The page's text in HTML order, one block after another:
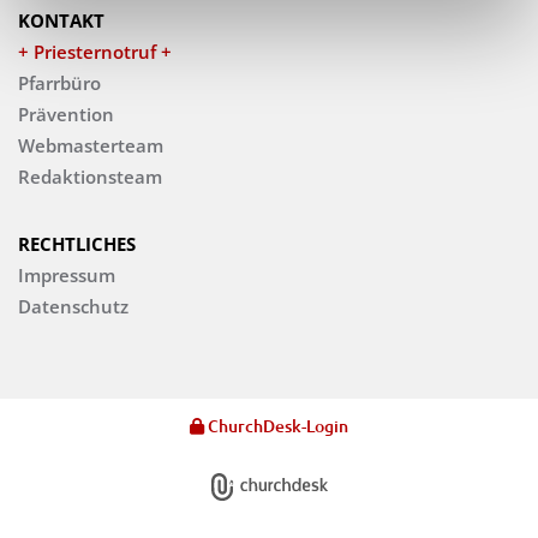
KONTAKT
+ Priesternotruf +
Pfarrbüro
Prävention
Webmasterteam
Redaktionsteam
RECHTLICHES
Impressum
Datenschutz
ChurchDesk-Login